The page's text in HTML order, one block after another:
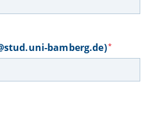
bamberg.de)*